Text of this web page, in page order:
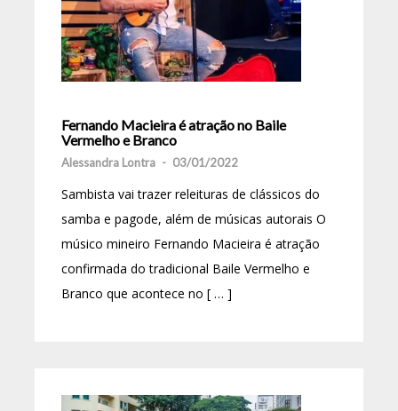
Fernando Macieira é atração no Baile
Vermelho e Branco
Alessandra Lontra - 03/01/2022
Sambista vai trazer releituras de clássicos do
samba e pagode, além de músicas autorais O
músico mineiro Fernando Macieira é atração
confirmada do tradicional Baile Vermelho e
Branco que acontece no [ … ]